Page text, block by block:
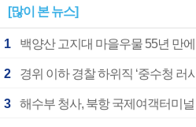
[많이 본 뉴스]
1 백양산 고지대 마을우물 55년 만
2 경위 이하 경찰 하위직 ‘중수청 러
3 해수부 청사, 북항 국제여객터미